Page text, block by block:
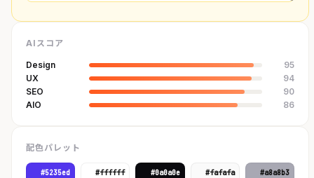
AIスコア
Design
95
UX
94
SEO
90
AIO
86
配色パレット
#5235ed #ffffff #0a0a0e #fafafa #a8a8b3